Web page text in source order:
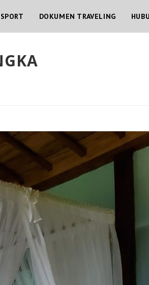
DOKUMEN TRAVELING